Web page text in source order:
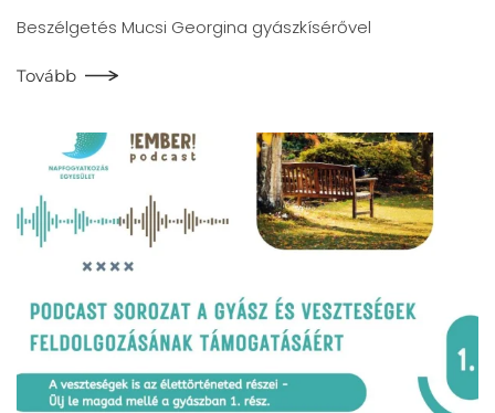
Beszélgetés Mucsi Georgina gyászkísérővel
Tovább